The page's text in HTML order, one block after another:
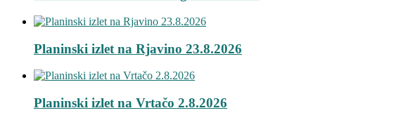
Planinski izlet na Rjavino 23.8.2026
Planinski izlet na Vrtačo 2.8.2026